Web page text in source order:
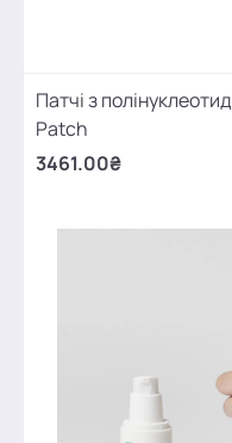
Патчі з
Patch
3461.00₴